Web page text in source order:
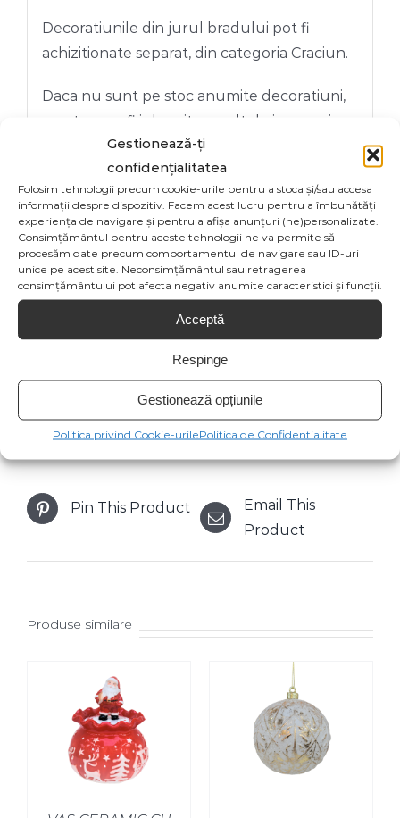
Gestionează-ți
confidențialitatea
Folosim tehnologii precum cookie-urile pentru a stoca și/sau accesa
informații despre dispozitiv. Facem acest lucru pentru a îmbunătăți
experiența de navigare și pentru a afișa anunțuri (ne)personalizate.
Consimțământul pentru aceste tehnologii ne va permite să
procesăm date precum comportamentul de navigare sau ID-uri
unice pe acest site. Neconsimțământul sau retragerea
consimțământului pot afecta negativ anumite caracteristici și funcții.
Acceptă
Respinge
Gestionează opțiunile
Politica privind Cookie-urilePolitica de Confidentialitate
Decoratiunile din jurul bradului pot fi
achizitionate separat, din categoria Craciun.
Daca nu sunt pe stoc anumite decoratiuni,
acestea vor fi inlocuite cu altele in aceesi
tematica si culoare.
Pentru decorarea unui brad de dimensiune
diferita si culoare diferita, de 3 m, 4 m, 5 m,
etc va rugam sa cereti o oferta
personalizata la adresa de e-mail
comenzi@kalli.ro
Share On
Facebook
Tweet This
Product
Pin This Product
Email This
Product
Produse similare